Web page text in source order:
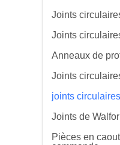
Joints
Joints
Anneaux de
Joints
joints
Joints de
Pièces en